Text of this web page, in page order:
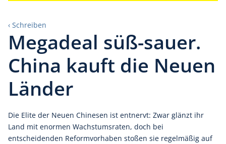
‹ Schreiben
Megadeal süß-sauer.
China kauft die Neuen
Länder
Die Elite der Neuen Chinesen ist entnervt: Zwar glänzt ihr
Land mit enormen Wachstumsraten, doch bei
entscheidenden Reformvorhaben stoßen sie regelmäßig auf